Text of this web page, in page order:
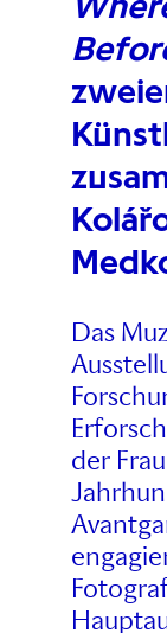
Das
der